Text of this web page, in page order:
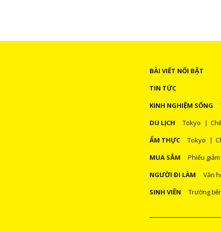
BÀI VIẾT NỔI BẬT
TIN TỨC
KINH NGHIỆM SỐNG
DU LỊCH
Tokyo
ẨM THỰC
Tokyo
MUA SẮM
Phiếu
NGƯỜI ĐI LÀM
Văn
SINH VIÊN
Trường